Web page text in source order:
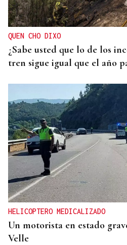
QUEN CHO DIXO
¿Sabe usted que lo de los
tren sigue igual que el año
HELICOPTERO MEDICALIZADO
Un motorista en estado
Velle